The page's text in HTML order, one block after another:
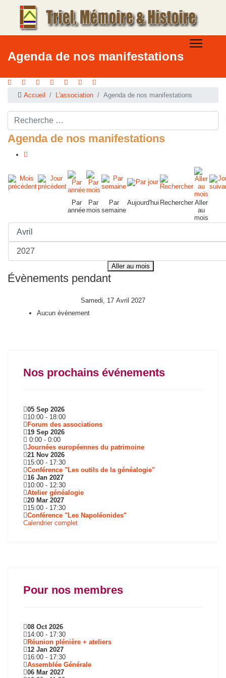
Agenda de nos manifestations
Accueil L'association Agenda de nos manifestations
Rechercher ...
Agenda de nos manifestations
Par
année
Par
mois
Par
semaine
Aujourd'hui Rechercher Aller
au
mois
Aller au mois
Évènements pendant
Samedi, 17 Avril 2027
Aucun évènement
Nos prochains événements
05 Sep 2026
10:00 - 18:00
Forum des associations
19 Sep 2026
0:00 - 0:00
Journées européennes du patrimoine
21 Nov 2026
15:00 - 17:30
Conférence "Les outils de la généalogie"
16 Jan 2027
10:00 - 12:30
Atelier généalogie
20 Mar 2027
15:00 - 17:30
Conférence "Les Napoléonides"
Calendrier complet
Pour nos membres
08 Oct 2026
14:00 - 17:30
Réunion plénière + ateliers
12 Jan 2027
16:00 - 17:30
Assemblée Générale
06 Mar 2027